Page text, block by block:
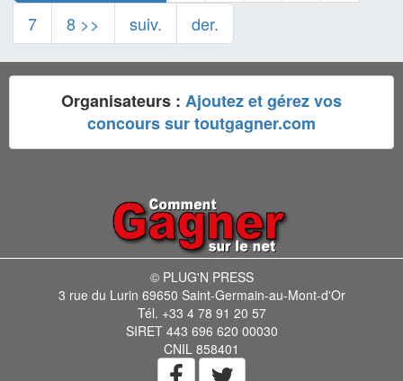
7
8 >> suiv. der.
Organisateurs : Ajoutez et gérez vos
concours sur toutgagner.com
© PLUG'N PRESS
3 rue du Lurin 69650 Saint-Germain-au-Mont-d'Or
Tél. +33 4 78 91 20 57
SIRET 443 696 620 00030
CNIL 858401